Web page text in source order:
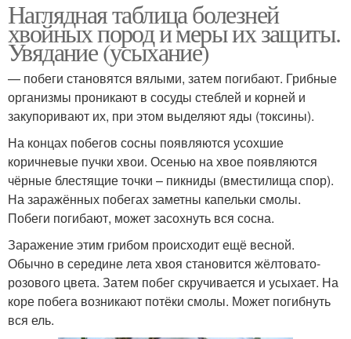
Наглядная таблица болезней
хвойных пород и меры их защиты.
Увядание (усыхание)
— побеги становятся вялыми, затем погибают. Грибные
организмы проникают в сосуды стеблей и корней и
закупоривают их, при этом выделяют яды (токсины).
На концах побегов сосны появляются усохшие
коричневые пучки хвои. Осенью на хвое появляются
чёрные блестящие точки – пикниды (вместилища спор).
На заражённых побегах заметны капельки смолы.
Побеги погибают, может засохнуть вся сосна.
Заражение этим грибом происходит ещё весной.
Обычно в середине лета хвоя становится жёлтовато-
розового цвета. Затем побег скручивается и усыхает. На
коре побега возникают потёки смолы. Может погибнуть
вся ель.